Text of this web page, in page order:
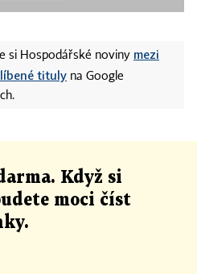
si Hospodářské noviny mezi
tituly na Google
Když si
moci číst
.